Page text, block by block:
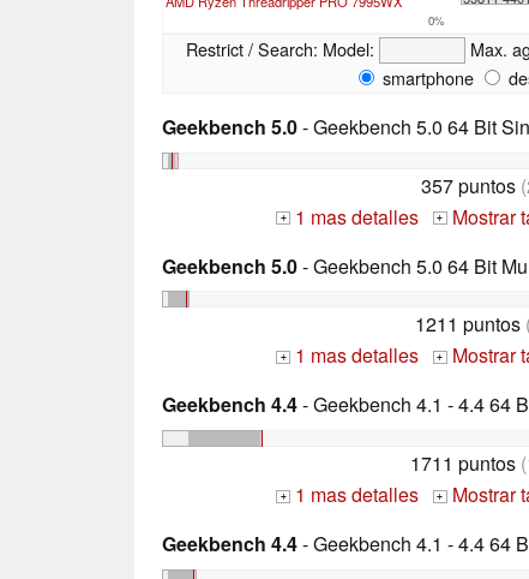
0%
Restrict / Search: Model: Max.
smartphone
Geekbench 5.0- Geekbench 5.0 64 Bit
357 puntos
+ 1 mas detalles + Mostrar
Geekbench 5.0- Geekbench 5.0 64 Bit
1211 puntos
+ 1 mas detalles + Mostrar
Geekbench 4.4- Geekbench 4.1 - 4.4 64
1711 puntos
+ 1 mas detalles + Mostrar
Geekbench 4.4- Geekbench 4.1 - 4.4 64